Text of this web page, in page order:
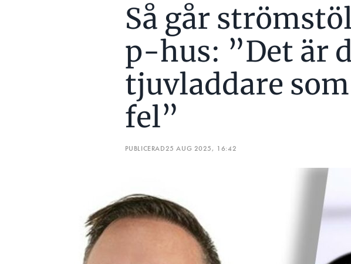
Så går
p-hus: ”Det är
tjuvladdare
fel”
PUBLICERAD25 AUG 2025, 16:42